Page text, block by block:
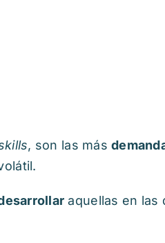
, son las más
aquellas en las